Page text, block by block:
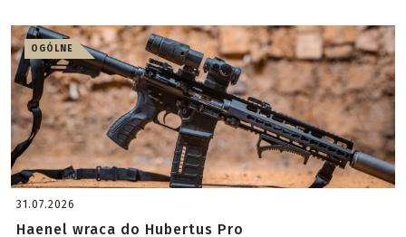
OGÓLNE
31.07.2026
Haenel wraca do Hubertus Pro